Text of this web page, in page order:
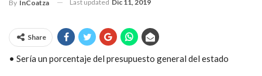
By InCoatza Last updated Dic 11, 2019
Share
• Sería un porcentaje del presupuesto general del estado